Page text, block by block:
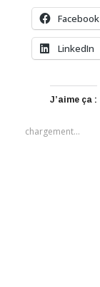
Facebook
LinkedIn
J’aime ça :
chargement…